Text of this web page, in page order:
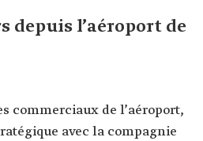
l’aéroport de
commerciaux de l’aéroport,
avec la compagnie